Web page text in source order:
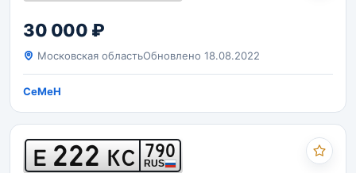
30 000 ₽
Московская областьОбновлено 18.08.2022
CeMeH
Е 222 КС 790
RUS